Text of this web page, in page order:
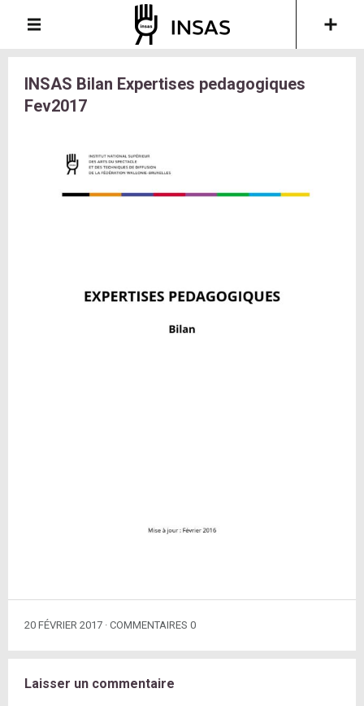
INSAS Bilan Expertises pedagogiques
Fev2017
20 FÉVRIER 2017 COMMENTAIRES 0
Laisser un commentaire